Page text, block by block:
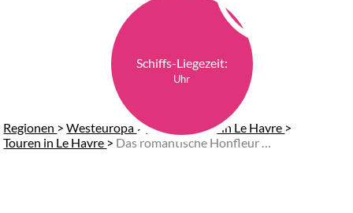
Schiffs-Liegezeit:
Uhr
Regionen >Westeuropa >Landausflüge in Le Havre >
Touren in Le Havre > Das romantische Honfleur genießen (Start am Hafen)